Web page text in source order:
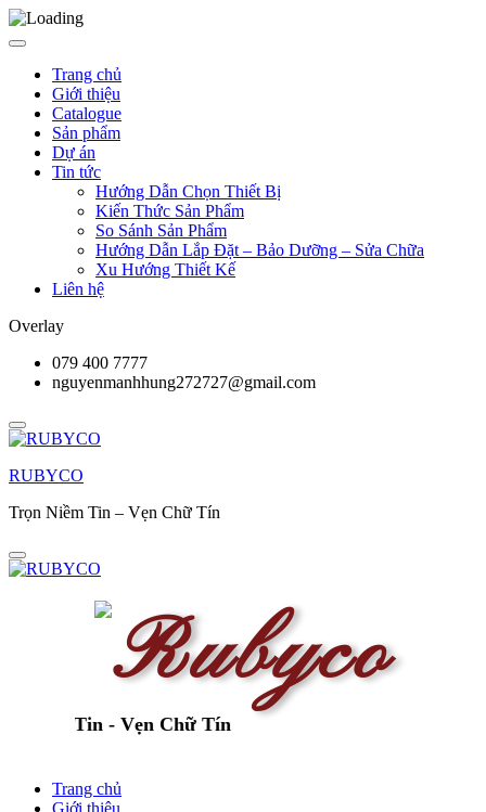
Trang chủ
Giới thiệu
Catalogue
Sản phẩm
Dự án
Tin tức
Hướng Dẫn Chọn Thiết Bị
Kiến Thức Sản Phẩm
So Sánh Sản Phẩm
Hướng Dẫn Lắp Đặt – Bảo Dưỡng – Sửa Chữa
Xu Hướng Thiết Kế
Liên hệ
Overlay
079 400 7777
nguyenmanhhung272727@gmail.com
RUBYCO
Trọn Niềm Tin – Vẹn Chữ Tín
Tin - Vẹn Chữ Tín
Trang chủ
Giới thiệu